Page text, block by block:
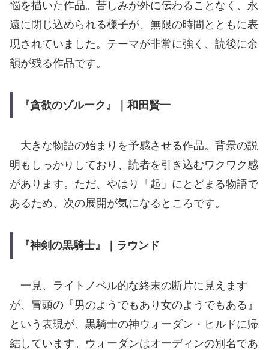
悩を描いた作品。苦しみが外に伝わることなく、永
遠に閉じ込められる様子が、無限の時間とともに表
現されていました。テーマが非常に強く、読後に余
韻が残る作品です。
『貪欲のゾルーク』｜和田賢一
大きな物語の始まりを予感させる作品。背景の説
明もしっかりしており、読者を引き込むワクワク感
があります。ただ、やはり「起」にとどまる物語で
あるため、次の展開が気になるところです。
『神剣の黒騎士』｜ラウンド
一見、ライトノベル的な終末の断片に見えます
が、冒頭の『男のようでもあり女のようでもある』
という表現が、黒騎士の神ウォーダン・ヒルドに帰
結しています。ウォーダンはオーディンの別名であ